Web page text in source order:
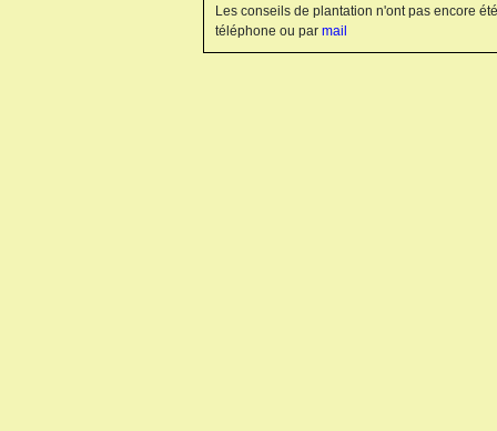
Les conseils de plantation n'ont pas encore
téléphone ou par mail